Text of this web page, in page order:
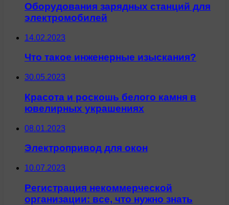
Оборудования зарядных станций для
электромобилей
14.02.2023
Что такое инженерные изыскания?
30.05.2023
Красота и роскошь белого камня в
ювелирных украшениях
08.01.2023
Электропривод для окон
10.07.2023
Регистрация некоммерческой
организации: все, что нужно знать